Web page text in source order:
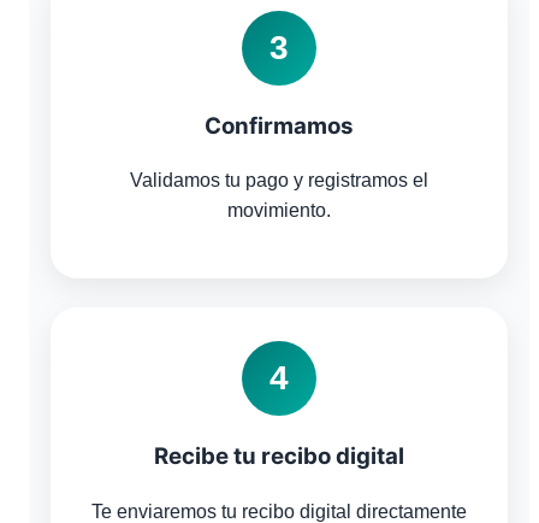
3
Confirmamos
Validamos tu pago y registramos el
movimiento.
4
Recibe tu recibo digital
Te enviaremos tu recibo digital directamente